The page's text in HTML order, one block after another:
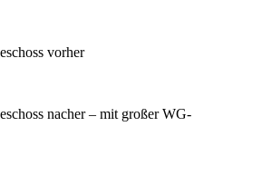
vorher
nacher – mit großer WG-